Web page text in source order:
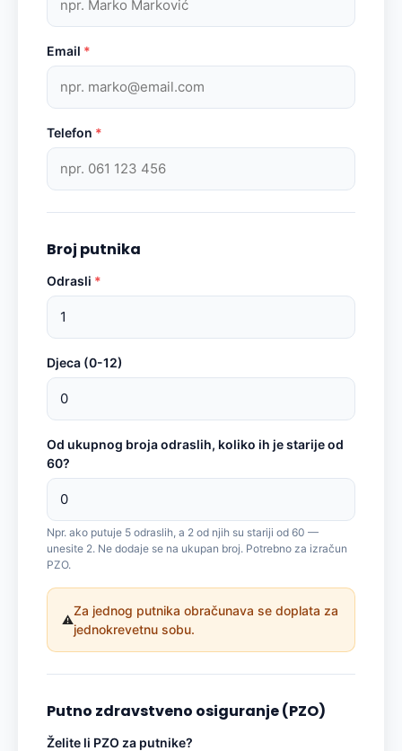
Email *
Telefon *
Broj putnika
Odrasli *
Djeca (0-12)
Od ukupnog broja odraslih, koliko ih je starije od
60?
Npr. ako putuje 5 odraslih, a 2 od njih su stariji od 60 —
unesite 2. Ne dodaje se na ukupan broj. Potrebno za izračun
PZO.
⚠️
Za jednog putnika obračunava se doplata za
jednokrevetnu sobu.
Putno zdravstveno osiguranje (PZO)
Želite li PZO za putnike?